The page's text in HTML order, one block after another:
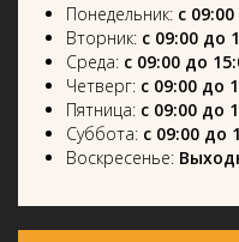
Понедельник: с
Вторник: с 09:00 до
Среда: с 09:00 до
Четверг: с 09:00 до
Пятница: с 09:00 до
Суббота: с 09:00 до
Воскресенье: